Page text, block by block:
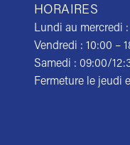
HORAIRES
Lundi au mercredi
Vendredi : 10:00 –
Samedi : 09:00/
Fermeture le jeudi